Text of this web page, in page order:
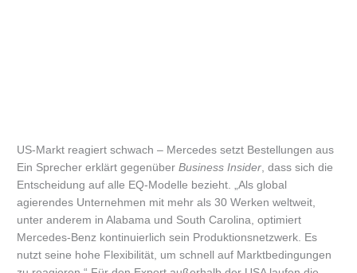
US-Markt reagiert schwach – Mercedes setzt Bestellungen aus
Ein Sprecher erklärt gegenüberBusiness Insider , dass sich die
Entscheidung auf alle EQ-Modelle bezieht. „Als global
agierendes Unternehmen mit mehr als 30 Werken weltweit,
unter anderem in Alabama und South Carolina, optimiert
Mercedes-Benz kontinuierlich sein Produktionsnetzwerk. Es
nutzt seine hohe Flexibilität, um schnell auf Marktbedingungen